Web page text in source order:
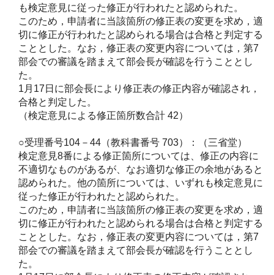
も検定意見に従った修正が行われたと認められた。
このため，申請者に当該箇所の修正表の変更を求め，適
切に修正が行われたと認められる場合は合格と判定する
こととした。なお，修正表の変更内容については，第7
部会での審議を踏まえて部会長が確認を行うこととし
た。
1月17日に部会長により修正表の修正内容が確認され，
合格と判定した。
（検定意見による修正箇所数合計 42）
○受理番号104－44（教科書番号 703）：（三省堂）
検定意見8番による修正箇所については、修正の内容に
不適切なものがあるが、なお適切な修正の余地があると
認められた。他の箇所については、いずれも検定意見に
従った修正が行われたと認められた。
このため，申請者に当該箇所の修正表の変更を求め，適
切に修正が行われたと認められる場合は合格と判定する
こととした。なお，修正表の変更内容については，第7
部会での審議を踏まえて部会長が確認を行うこととし
た。